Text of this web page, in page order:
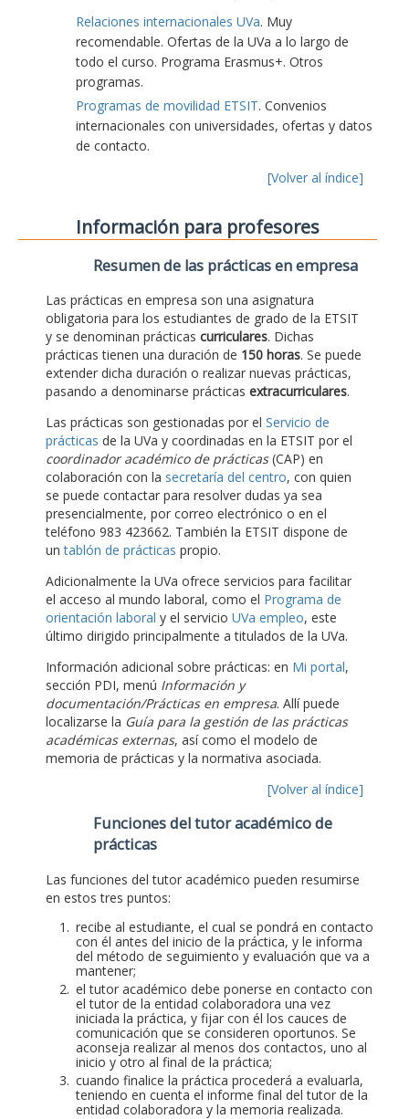
Relaciones internacionales UVa. Muy
recomendable. Ofertas de la UVa a lo largo de
todo el curso. Programa Erasmus+. Otros
programas.
Programas de movilidad ETSIT. Convenios
internacionales con universidades, ofertas y datos
de contacto.
[Volver al índice]
Información para profesores
Resumen de las prácticas en empresa
Las prácticas en empresa son una asignatura
obligatoria para los estudiantes de grado de la ETSIT
y se denominan prácticas curriculares. Dichas
prácticas tienen una duración de 150 horas. Se puede
extender dicha duración o realizar nuevas prácticas,
pasando a denominarse prácticas extracurriculares.
Las prácticas son gestionadas por el Servicio de
prácticas de la UVa y coordinadas en la ETSIT por el
coordinador académico de prácticas(CAP) en
colaboración con la secretaría del centro, con quien
se puede contactar para resolver dudas ya sea
presencialmente, por correo electrónico o en el
teléfono 983 423662. También la ETSIT dispone de
untablón de prácticas propio.
Adicionalmente la UVa ofrece servicios para facilitar
el acceso al mundo laboral, como el Programa de
orientación laboral y el servicio UVa empleo, este
último dirigido principalmente a titulados de la UVa.
Información adicional sobre prácticas: en Mi portal,
sección PDI, menú Información y
documentación/Prácticas en empresa. Allí puede
localizarse la Guía para la gestión de las prácticas
académicas externas, así como el modelo de
memoria de prácticas y la normativa asociada.
[Volver al índice]
Funciones del tutor académico de
prácticas
Las funciones del tutor académico pueden resumirse
en estos tres puntos:
recibe al estudiante, el cual se pondrá en contacto
con él antes del inicio de la práctica, y le informa
del método de seguimiento y evaluación que va a
mantener;
el tutor académico debe ponerse en contacto con
el tutor de la entidad colaboradora una vez
iniciada la práctica, y fijar con él los cauces de
comunicación que se consideren oportunos. Se
aconseja realizar al menos dos contactos, uno al
inicio y otro al final de la práctica;
cuando finalice la práctica procederá a evaluarla,
teniendo en cuenta el informe final del tutor de la
entidad colaboradora y la memoria realizada.